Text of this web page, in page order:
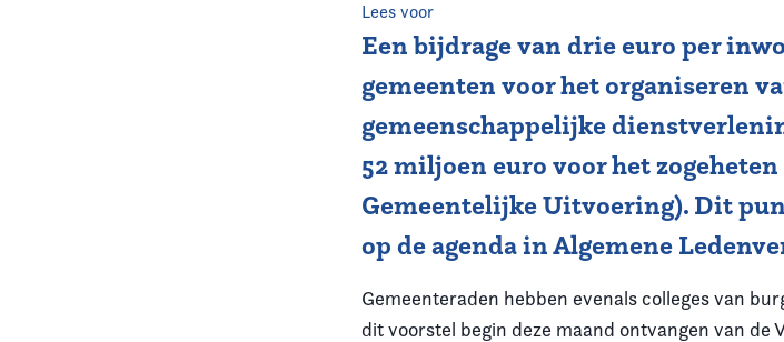
Lees voor
Een bijdrage van drie euro per
gemeenten voor het organiseren
gemeenschappelijke
52 miljoen euro voor het
Gemeentelijke Uitvoering). Dit
op de agenda in Algemene
Gemeenteraden hebben evenals colleges van
dit voorstel begin deze maand ontvangen van de